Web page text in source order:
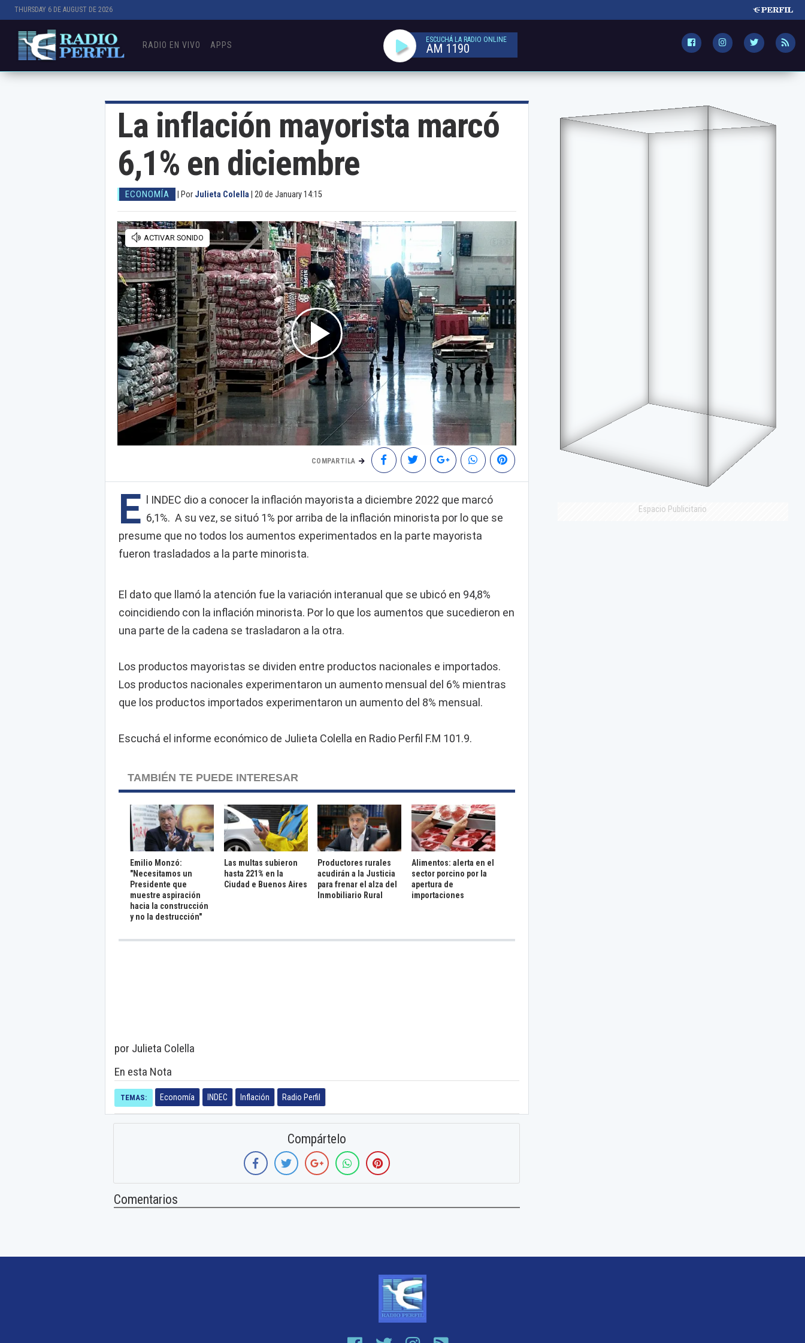
THURSDAY 6 DE AUGUST DE 2026
RADIO EN VIVO APPS
ESCUCHÁ LA RADIO ONLINE
AM 1190
La inflación mayorista marcó
6,1% en diciembre
ECONOMÍA Por Julieta Colella 20 de January 14:15
COMPARTILA
E
l INDEC dio a conocer la inflación mayorista a diciembre 2022 que marcó
6,1%. A su vez, se situó 1% por arriba de la inflación minorista por lo que se
presume que no todos los aumentos experimentados en la parte mayorista
fueron trasladados a la parte minorista.
El dato que llamó la atención fue la variación interanual que se ubicó en 94,8%
coincidiendo con la inflación minorista. Por lo que los aumentos que sucedieron en
una parte de la cadena se trasladaron a la otra.
Los productos mayoristas se dividen entre productos nacionales e importados.
Los productos nacionales experimentaron un aumento mensual del 6% mientras
que los productos importados experimentaron un aumento del 8% mensual.
Escuchá el informe económico de Julieta Colella en Radio Perfil F.M 101.9.
TAMBIÉN TE PUEDE INTERESAR
Emilio Monzó:
"Necesitamos un
Presidente que
muestre aspiración
hacia la construcción
y no la destrucción"
Las multas subieron
hasta 221% en la
Ciudad e Buenos Aires
Productores rurales
acudirán a la Justicia
para frenar el alza del
Inmobiliario Rural
Alimentos: alerta en el
sector porcino por la
apertura de
importaciones
por Julieta Colella
En esta Nota
TEMAS: Economía INDEC Inflación Radio Perfil
Compártelo
Comentarios
Espacio Publicitario